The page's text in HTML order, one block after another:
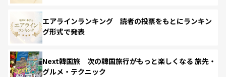
エアラインランキング 読者の投票をもとにランキン
グ形式で発表
Next韓国旅 次の韓国旅行がもっと楽しくなる 旅先・
グルメ・テクニック